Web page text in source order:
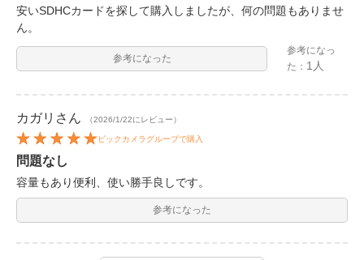
安いSDHCカードを探して購入しましたが、何の問題もありませ
ん。
参考になった
参考になっ
た： 1人
カガリ さん （2026/1/22にレビュー）
ビックカメラグループで購入
問題なし
容量もあり便利、使い勝手良しです。
参考になった